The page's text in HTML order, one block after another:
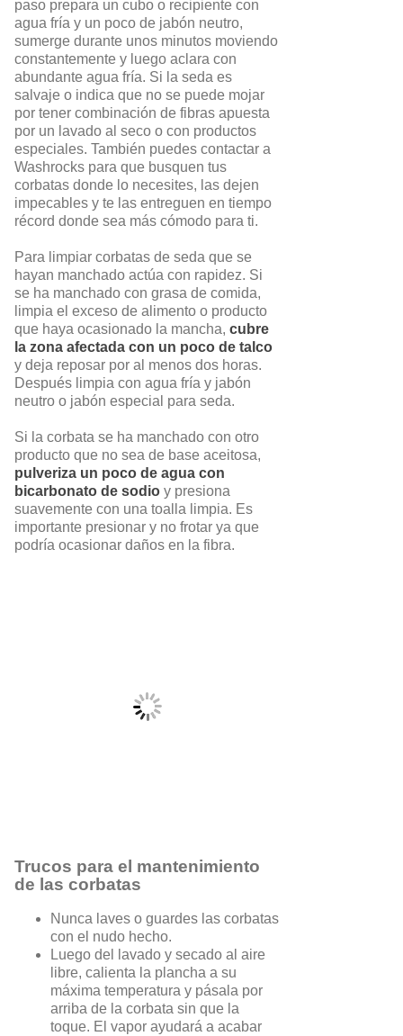
paso prepara un cubo o recipiente con
agua fría y un poco de jabón neutro,
sumerge durante unos minutos moviendo
constantemente y luego aclara con
abundante agua fría. Si la seda es
salvaje o indica que no se puede mojar
por tener combinación de fibras apuesta
por un lavado al seco o con productos
especiales. También puedes contactar a
Washrocks para que busquen tus
corbatas donde lo necesites, las dejen
impecables y te las entreguen en tiempo
récord donde sea más cómodo para ti.
Para limpiar corbatas de seda que se
hayan manchado actúa con rapidez. Si
se ha manchado con grasa de comida,
limpia el exceso de alimento o producto
que haya ocasionado la mancha, cubre
la zona afectada con un poco de talco
y deja reposar por al menos dos horas.
Después limpia con agua fría y jabón
neutro o jabón especial para seda.
Si la corbata se ha manchado con otro
producto que no sea de base aceitosa,
pulveriza un poco de agua con
bicarbonato de sodio y presiona
suavemente con una toalla limpia. Es
importante presionar y no frotar ya que
podría ocasionar daños en la fibra.
Trucos para el mantenimiento
de las corbatas
Nunca laves o guardes las corbatas
con el nudo hecho.
Luego del lavado y secado al aire
libre, calienta la plancha a su
máxima temperatura y pásala por
arriba de la corbata sin que la
toque. El vapor ayudará a acabar